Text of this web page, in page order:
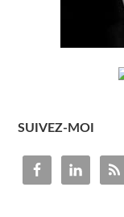
SUIVEZ-MOI